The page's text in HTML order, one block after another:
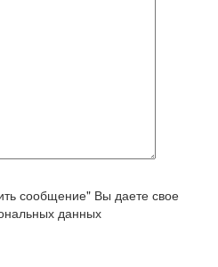
сообщение" Вы даете свое
данных